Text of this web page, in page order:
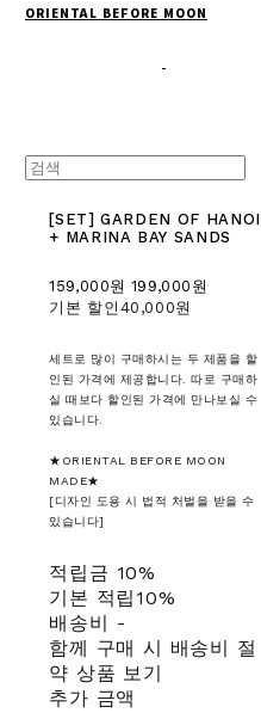
ORIENTAL BEFORE MOON
[SET] GARDEN OF HANOI
+ MARINA BAY SANDS
159,000원 199,000원
기본 할인 40,000원
세트로 많이 구매하시는 두 제품을 할
인된 가격에 제공합니다. 따로 구매하
실 때보다 할인된 가격에 만나보실 수
있습니다.
★ORIENTAL BEFORE MOON
MADE★
[디자인 도용 시 법적 처벌을 받을 수
있습니다]
적립금 10%
기본 적립 10%
배송비 -
함께 구매 시 배송비 절
약 상품 보기
추가 금액